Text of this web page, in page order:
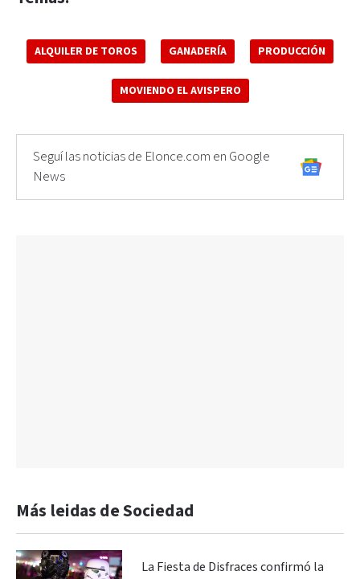
ALQUILER DE TOROS GANADERÍA PRODUCCIÓN
MOVIENDO EL AVISPERO
Seguí las noticias de Elonce.com en Google
News
Más leidas de Sociedad
La Fiesta de Disfraces confirmó la